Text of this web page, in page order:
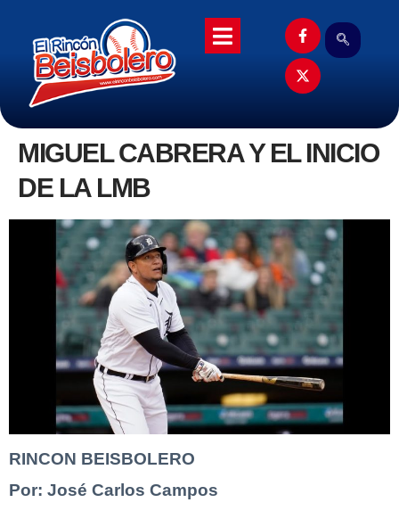
MIGUEL CABRERA Y EL INICIO
DE LA LMB
RINCON BEISBOLERO
Por: José Carlos Campos